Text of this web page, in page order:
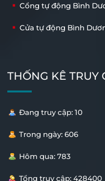
Cổng tự động Bình
Cửa tự động Bình
THỐNG KÊ TRUY
Đang truy cập: 10
Trong ngày: 606
Hôm qua: 783
Tổng truy cập: 428400